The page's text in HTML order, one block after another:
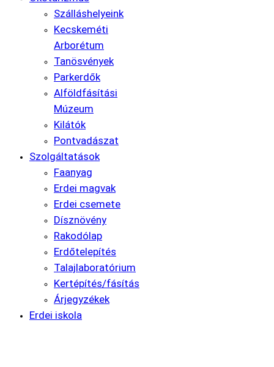
Szálláshelyeink
Kecskeméti
Arborétum
Tanösvények
Parkerdők
Alföldfásítási
Múzeum
Kilátók
Pontvadászat
Szolgáltatások
Faanyag
Erdei magvak
Erdei csemete
Dísznövény
Rakodólap
Erdőtelepítés
Talajlaboratórium
Kertépítés/fásítás
Árjegyzékek
Erdei iskola